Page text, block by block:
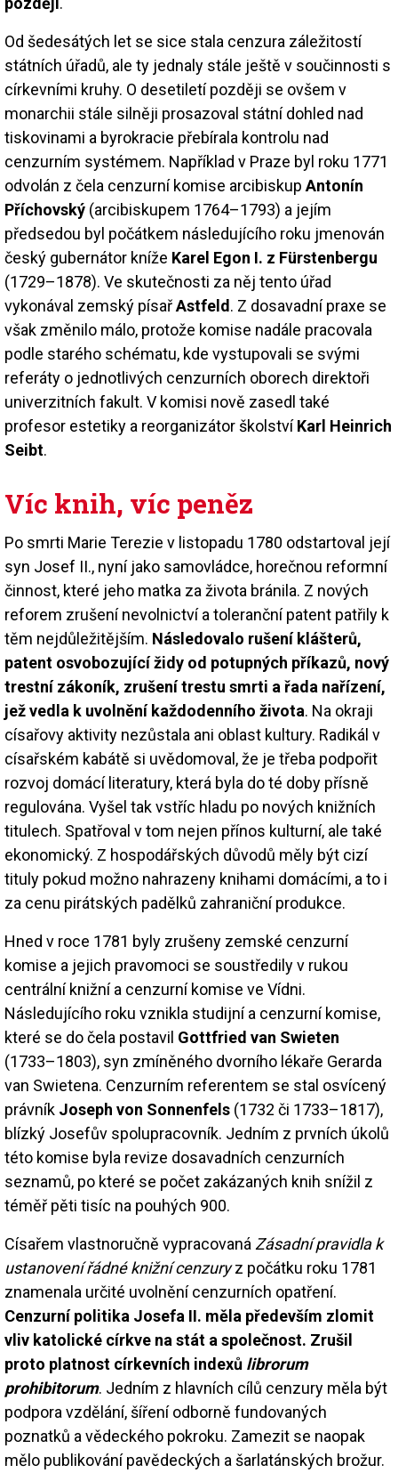
Od šedesátých let se sice stala cenzura záležitostí
státních úřadů, ale ty jednaly stále ještě v součinnosti s
církevními kruhy. O desetiletí později se ovšem v
monarchii stále silněji prosazoval státní dohled nad
tiskovinami a byrokracie přebírala kontrolu nad
cenzurním systémem. Například v Praze byl roku 1771
odvolán z čela cenzurní komise arcibiskup Antonín
Příchovský (arcibiskupem 1764–1793) a jejím
předsedou byl počátkem následujícího roku jmenován
český gubernátor kníže Karel Egon I. z Fürstenbergu
(1729–1878). Ve skutečnosti za něj tento úřad
vykonával zemský písařAstfeld. Z dosavadní praxe se
však změnilo málo, protože komise nadále pracovala
podle starého schématu, kde vystupovali se svými
referáty o jednotlivých cenzurních oborech direktoři
univerzitních fakult. V komisi nově zasedl také
profesor estetiky a reorganizátor školstvíKarl Heinrich
Seibt.
Víc knih, víc peněz
Po smrti Marie Terezie v listopadu 1780 odstartoval její
syn Josef II., nyní jako samovládce, horečnou reformní
činnost, které jeho matka za života bránila. Z nových
reforem zrušení nevolnictví a toleranční patent patřily k
těm nejdůležitějším. Následovalo rušení klášterů,
patent osvobozující židy od potupných příkazů, nový
trestní zákoník, zrušení trestu smrti a řada nařízení,
jež vedla k uvolnění každodenního života. Na okraji
císařovy aktivity nezůstala ani oblast kultury. Radikál v
císařském kabátě si uvědomoval, že je třeba podpořit
rozvoj domácí literatury, která byla do té doby přísně
regulována. Vyšel tak vstříc hladu po nových knižních
titulech. Spatřoval v tom nejen přínos kulturní, ale také
ekonomický. Z hospodářských důvodů měly být cizí
tituly pokud možno nahrazeny knihami domácími, a to i
za cenu pirátských padělků zahraniční produkce.
Hned v roce 1781 byly zrušeny zemské cenzurní
komise a jejich pravomoci se soustředily v rukou
centrální knižní a cenzurní komise ve Vídni.
Následujícího roku vznikla studijní a cenzurní komise,
které se do čela postavil Gottfried van Swieten
(1733–1803), syn zmíněného dvorního lékaře Gerarda
van Swietena. Cenzurním referentem se stal osvícený
právník Joseph von Sonnenfels (1732 či 1733–1817),
blízký Josefův spolupracovník. Jedním z prvních úkolů
této komise byla revize dosavadních cenzurních
seznamů, po které se počet zakázaných knih snížil z
téměř pěti tisíc na pouhých 900.
Císařem vlastnoručně vypracovaná Zásadní pravidla k
ustanovení řádné knižní cenzuryz počátku roku 1781
znamenala určité uvolnění cenzurních opatření.
Cenzurní politika Josefa II. měla především zlomit
vliv katolické církve na stát a společnost. Zrušil
proto platnost církevních indexů librorum
prohibitorum. Jedním z hlavních cílů cenzury měla být
podpora vzdělání, šíření odborně fundovaných
poznatků a vědeckého pokroku. Zamezit se naopak
mělo publikování pavědeckých a šarlatánských brožur.